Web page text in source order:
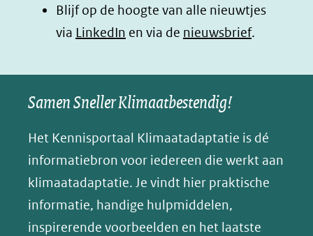
nieuw
venster)
naar
een
website)
nieuw
venster)
naar
een
website)
nieuw
venster)
naar
een
website)
B
l
e
s
y
(opent
in
nieuw
venster)
Blijf op de hoogte van alle nieuwtjes
via LinkedIn (opent
nieuw
venster)
naar
een
andere
website)
en via de nieuwsbrief.
Samen Sneller Klimaatbestendig!
Het Kennisportaal Klimaatadaptatie is dé
informatiebron voor iedereen die werkt aan
klimaatadaptatie. Je vindt hier praktische
informatie, handige hulpmiddelen,
inspirerende voorbeelden en het laatste